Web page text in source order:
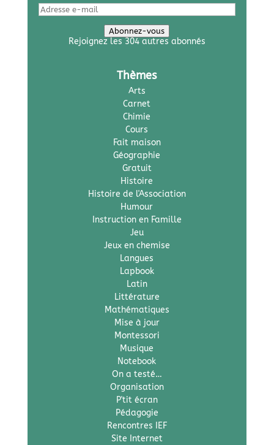
Adresse
e-
Abonnez-vous
Rejoignez les 304 autres abonnés
Thèmes
Arts
Carnet
Chimie
Cours
Fait maison
Géographie
Gratuit
Histoire
Histoire de l'Association
Humour
Instruction en Famille
Jeu
Jeux en chemise
Langues
Lapbook
Latin
Littérature
Mathématiques
Mise à jour
Montessori
Musique
Notebook
On a testé…
Organisation
P'tit écran
Pédagogie
Rencontres IEF
Site Internet